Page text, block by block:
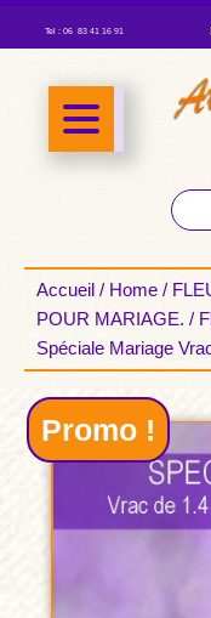
Tel : 06 83 41 16 91
Accueil / Home /
POUR MARIAGE. /
Spéciale Mariage
Promo !